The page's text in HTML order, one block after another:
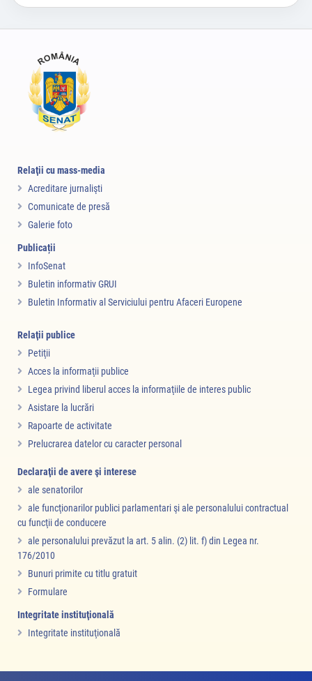
Relaţii cu mass-media
Acreditare jurnalişti
Comunicate de presă
Galerie foto
Publicații
InfoSenat
Buletin informativ GRUI
Buletin Informativ al Serviciului pentru Afaceri Europene
Relaţii publice
Petiţii
Acces la informaţii publice
Legea privind liberul acces la informaţiile de interes public
Asistare la lucrări
Rapoarte de activitate
Prelucrarea datelor cu caracter personal
Declaraţii de avere şi interese
ale senatorilor
ale funcţionarilor publici parlamentari şi ale personalului contractual
cu funcţii de conducere
ale personalului prevăzut la art. 5 alin. (2) lit. f) din Legea nr.
176/2010
Bunuri primite cu titlu gratuit
Formulare
Integritate instituţională
Integritate instituţională